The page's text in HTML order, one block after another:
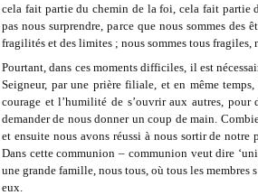
cela fait partie du chemin de la foi, cela fait partie
pas nous surprendre, parce que nous sommes des
fragilités et des limites ; nous sommes tous fragiles,
Pourtant, dans ces moments difficiles, il est
Seigneur, par une prière filiale, et en même
courage et l’humilité de s’ouvrir aux autres, pour
demander de nous donner un coup de main.
et ensuite nous avons réussi à nous sortir de notre
Dans cette communion – communion veut dire
une grande famille, nous tous, où tous les membres
eux.